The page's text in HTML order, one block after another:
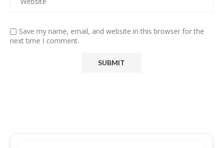
Save my name, email, and website in this browser for the
next time I comment.